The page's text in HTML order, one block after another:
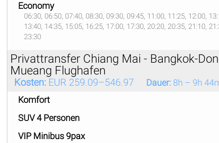
Economy
06:30, 06:50, 07:40, 08:30, 09:30, 09:45, 11:00, 11:25, 12:00,
13:40, 14:35, 15:05, 16:25, 17:00, 17:30, 20:20, 20:35, 21:10,
23:30
Privattransfer Chiang Mai - Bangkok-Don
Mueang Flughafen
Kosten:EUR 259.09–546.97 Dauer:8h – 9h
Komfort
SUV 4 Personen
VIP Minibus 9pax